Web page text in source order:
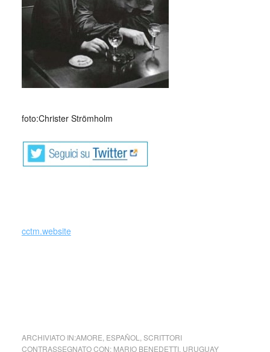
foto:Christer Strömholm
cctm.website
ARCHIVIATO IN:AMORE ESPAÑOL
SCRITTORI
CONTRASSEGNATO CON: MARIO BENEDETTI, URUGUAY